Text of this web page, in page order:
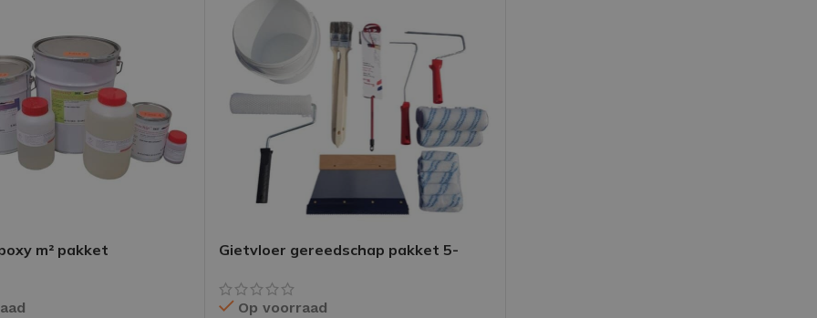
m² pakket
Gietvloer gereedschap pakket 5-
Op voorraad